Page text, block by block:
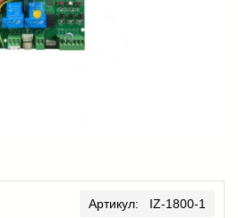
Артикул: IZ-1800-1